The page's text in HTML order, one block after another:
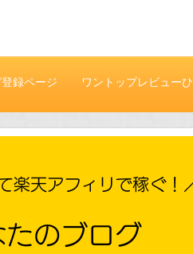
録ページ ワントップレビュー
付き